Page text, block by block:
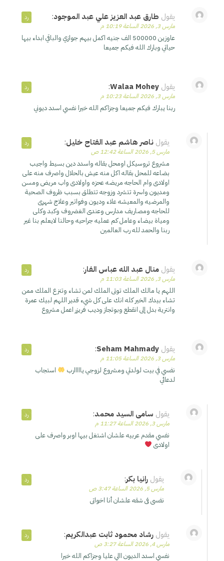
يقول طارق عبد العزيز علي عبد الموجود:
مارس 3, 2026 الساعة 10:19 م
عاوزين 500000 الف جنيه اكمل بيهم جوازي والباقي ابداء بيها
حياتي وبارك الله فيكم جميعا
رد
يقول Walaa Mohey
:
مارس 3, 2026 الساعة 10:23 م
ربنا يبارك فيكم جميعا وجزاكم الله خيرا نفسي اسدد ديوني
رد
يقول ناصر هاشم عبد الفتاح خليل:
مارس 5, 2026 الساعة 12:42 ص
مشروع تروسيكل اومحل بقاله واسدد دين بسيط واجيب
بضاعه للمحل بقاله اكل منه عيش بالحلال واصرف منه على
اولادى وام الحاجه مريضه عحزه واولادى واب مريض ومسن
ومديون واسرة تتشرد وزوجه تتطلق بسبب ظروف الصحية
والمرضيه والمعيشه علاء وديون وفواتير وعلاج شهرى
للحاجه ومصاريف مدارس وعندى الغضروف وكبد وكلى
ومياة بيضاء وعامل كم عمليه جراحيه وحالنا لايعلم بنا غير
ربنا والحمد لله رب العالمين
رد
يقول منال عبد الله عباس الفار:
مارس 3, 2026 الساعة 11:03 م
اللهم يا مالك الملك توتى الملك لمن تشاء وتنزع الملك ممن
تشاء بيدك الخير كله انك على كل شيء قدير اللهم لبيك عمرة
وانترية بدل إلى انقطع وبوتجاز وديب فريزر اعمل مشروع
رد
يقول Seham Mahmady
:
مارس 3, 2026 الساعة 11:05 م
نفسي في بيت لولدتي ومشروع لزوجي يااااارب
استجاب
لدعائي
رد
يقول سامى السيد محمد:
مارس 3, 2026 الساعة 11:27 م
نفسي مقدم عربيه علشان اشتغل بيها اوبر واصرف على
اولادى
رد
يقول رانيا بكر:
مارس 5, 2026 الساعة 3:47 ص
نفسى فى شقه علشان أنا اخواتى
رد
يقول رشاد محمود ثابت عبدالكريم:
مارس 4, 2026 الساعة 3:27 ص
نفسي اسدد الديون االي عليا وجزاكم الله خيرا
رد